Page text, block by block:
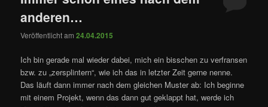
anderen…
Veröffentlicht am24.04.2015
Ich bin gerade mal wieder dabei, mich ein bisschen zu verfransen
bzw. zu „zersplintern“, wie ich das in letzter Zeit gerne nenne.
Das läuft dann immer nach dem gleichen Muster ab: Ich beginne
mit einem Projekt, wenn das dann gut geklappt hat, werde ich